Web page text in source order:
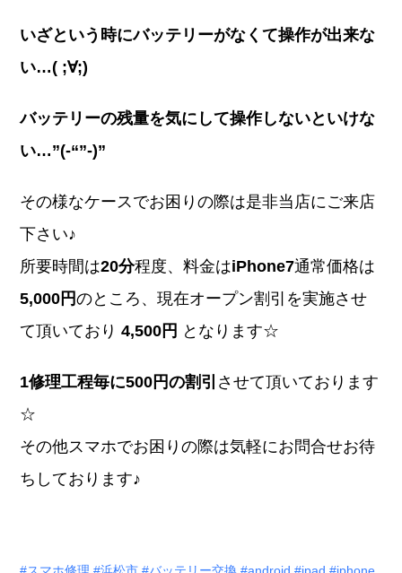
いざという時にバッテリーがなくて操作が出来な
い…( ;∀;)
バッテリーの残量を気にして操作しないといけな
い…”(-“”-)”
その様なケースでお困りの際は是非当店にご来店
下さい♪
所要時間は20分程度、料金はiPhone7通常価格は
5,000円のところ、現在オープン割引を実施させ
て頂いており4,500円 となります☆
1修理工程毎に500円の割引 させて頂いております
☆
その他スマホでお困りの際は気軽にお問合せお待
ちしております♪